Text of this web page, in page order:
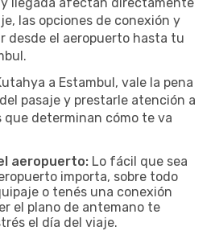
las opciones de conexión y
desde el aeropuerto hasta tu
a Estambul, vale la pena
pasaje y prestarle atención a
determinan cómo te va
aeropuerto: Lo fácil que sea
importa, sobre todo
o tenés una conexión
el plano de antemano te
el día del viaje.